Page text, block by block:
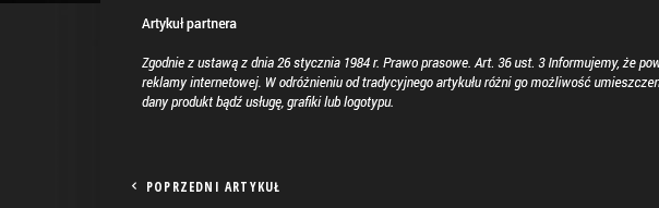
POPRZEDNI ARTYKUŁ